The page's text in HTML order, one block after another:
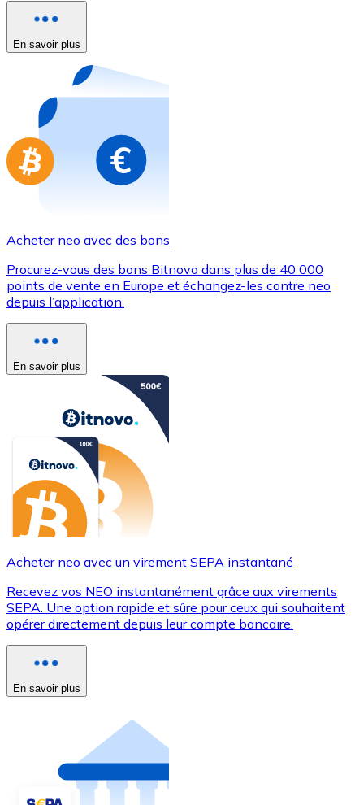
Acheter avec carte
Nouveau
Achetez des cartes-cadeaux de vos marques
Aller à la boutique de cartes-cadeaux
En savoir plus
Acheter neo avec des bons
Procurez-vous des bons Bitnovo dans plus de 40 000
points de vente en Europe et échangez-les contre neo
depuis l’application.
En savoir plus
Acheter neo avec un virement SEPA instantané
Recevez vos NEO instantanément grâce aux virements
SEPA. Une option rapide et sûre pour ceux qui souhaitent
opérer directement depuis leur compte bancaire.
En savoir plus